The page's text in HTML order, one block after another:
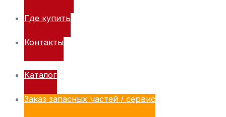
Где купить
Контакты
Каталог
Заказ запасных частей / сервис